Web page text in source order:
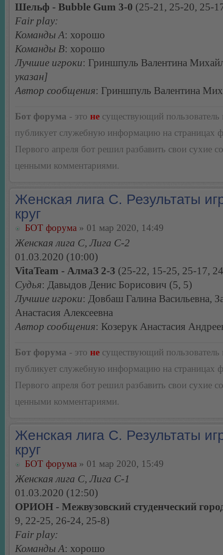
Шельф - Bubble Gum 3-0 (25-21, 25-20, 25-
Fair play:
Команды А: хорошо
Команды В: хорошо
Лучшие игроки: Гриншпуль Валентина
указан]
Автор сообщения: Гриншпуль Валентина
Бот форума - это не существующий пользователь
публикует служебную информацию на страницах
Первого апреля бот решил разбавить свои сухие
ценными комментариями.
Женская лига С. Результаты
круг
БОТ форума » 01 мар 2020, 14:49
Женская лига С, Лига С-2
01.03.2020 (10:00)
VitaTeam - АлмаЗ 2-3 (25-22, 15-25, 25-17,
Судья: Давыдов Денис Борисович (5, 5)
Лучшие игроки: Довбаш Галина Васильевна,
Анастасия Алексеевна
Автор сообщения: Козерук Анастасия
Бот форума - это не существующий пользователь
публикует служебную информацию на страницах
Первого апреля бот решил разбавить свои сухие
ценными комментариями.
Женская лига С. Результаты
круг
БОТ форума » 01 мар 2020, 15:49
Женская лига С, Лига С-1
01.03.2020 (12:50)
ОРИОН - Межвузовский студенческий
9, 22-25, 26-24, 25-8)
Fair play:
Команды А: хорошо